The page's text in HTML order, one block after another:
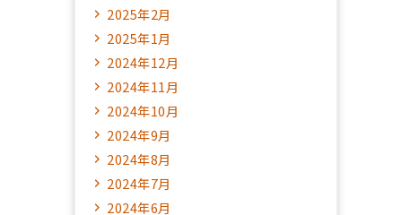
2025年2月
2025年1月
2024年12月
2024年11月
2024年10月
2024年9月
2024年8月
2024年7月
2024年6月